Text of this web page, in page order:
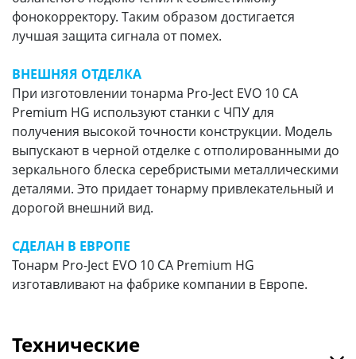
фонокорректору. Таким образом достигается
лучшая защита сигнала от помех.
ВНЕШНЯЯ ОТДЕЛКА
При изготовлении тонарма Pro-Ject EVO 10 CA
Premium HG используют станки с ЧПУ для
получения высокой точности конструкции. Модель
выпускают в черной отделке с отполированными до
зеркального блеска серебристыми металлическими
деталями. Это придает тонарму привлекательный и
дорогой внешний вид.
СДЕЛАН В ЕВРОПЕ
Тонарм Pro-Ject EVO 10 CA Premium HG
изготавливают на фабрике компании в Европе.
Технические